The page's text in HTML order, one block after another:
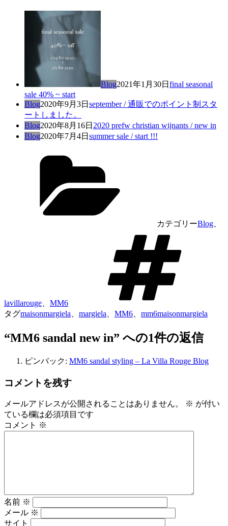
Blog2021年1月30日 final seasonal
sale 40% ~ start
Blog2020年9月3日 september / 通販でのポイント制スタ
ートしました。
Blog2020年8月16日 2020 prefw christian wijnants / new in
Blog2020年7月4日 summer sale / start !!!
カテゴリーBlog
lavillarouge
MM6
タグmaisonmargiela margiela MM6 mm6maisonmargiela
“MM6 sandal new in” への1件の返信
ピンバック: MM6 sandal styling – La Villa Rouge Blog
コメントを残す
メールアドレスが公開されることはありません。 ※ が付い
ている欄は必須項目です
コメント ※
名前 ※
メール ※
サイト